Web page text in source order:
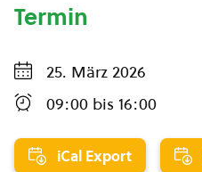
Termin
25. März 2026
09:00 bis 16:00
iCal Export